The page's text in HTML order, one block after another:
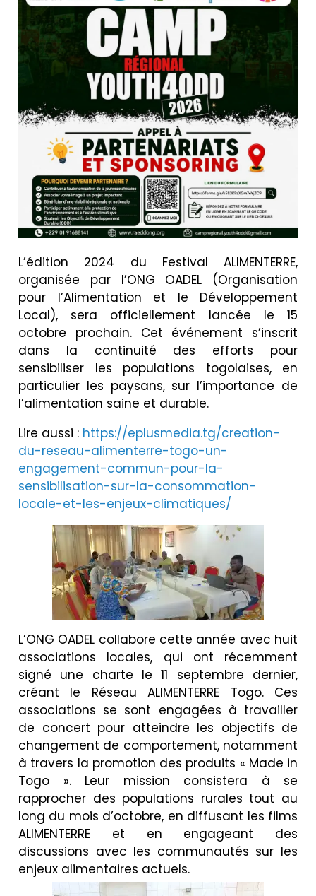
L’édition 2024 du Festival ALIMENTERRE,
organisée par l’ONG OADEL (Organisation
pour l’Alimentation et le Développement
Local), sera officiellement lancée le 15
octobre prochain. Cet événement s’inscrit
dans la continuité des efforts pour
sensibiliser les populations togolaises, en
particulier les paysans, sur l’importance de
l’alimentation saine et durable.
Lire aussi : https://eplusmedia.tg/creation-
du-reseau-alimenterre-togo-un-
engagement-commun-pour-la-
sensibilisation-sur-la-consommation-
locale-et-les-enjeux-climatiques/
L’ONG OADEL collabore cette année avec huit
associations locales, qui ont récemment
signé une charte le 11 septembre dernier,
créant le Réseau ALIMENTERRE Togo. Ces
associations se sont engagées à travailler
de concert pour atteindre les objectifs de
changement de comportement, notamment
à travers la promotion des produits « Made in
Togo ». Leur mission consistera à se
rapprocher des populations rurales tout au
long du mois d’octobre, en diffusant les films
ALIMENTERRE et en engageant des
discussions avec les communautés sur les
enjeux alimentaires actuels.